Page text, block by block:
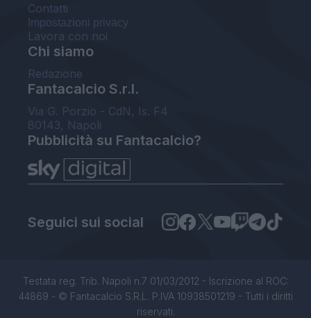
Contatti
Impostazioni privacy
Lavora con noi
Chi siamo
Redazione
Fantacalcio S.r.l.
Via G. Porzio - CdN, Is. F4
80143, Napoli
Pubblicità su Fantacalcio?
Seguici sui social
Testata reg. Trib. Napoli n.7 01/03/2012 - Iscrizione al ROC:
44869 - © Fantacalcio S.R.L. P.IVA 10938501219 - Tutti i diritti
riservati.